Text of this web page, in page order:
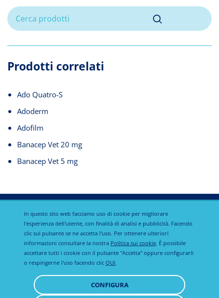
Prodotti correlati
Ado Quatro-S
Adoderm
Adofilm
Banacep Vet 20 mg
Banacep Vet 5 mg
Calier Global Avviso legale
Informativa
sulla privacy
Politica sui
cookie
In questo sito web facciamo uso di cookie per migliorare
l'esperienza dell'utente, con finalità di analisi e pubblicità. Facendo
clic sul pulsante se ne accetta l'uso. Per ottenere ulteriori
informazioni consultare la nostra Politica sui cookie. È possibile
accettare tutti i cookie con il pulsante "Accetta" oppure configurarli
o respingerne l'uso facendo clic QUI.
CONFIGURA